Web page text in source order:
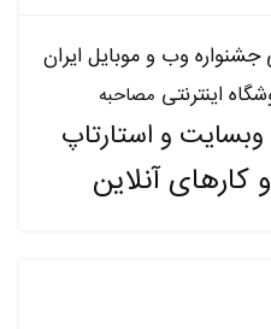
جشنواره وب و موبایل ایران
اینترنتی مصاحبه
و استارتاپ
آنلاین